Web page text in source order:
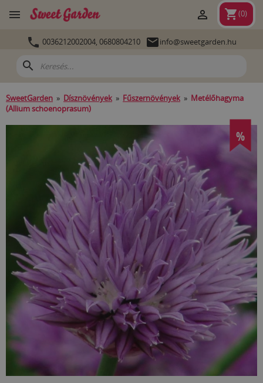
 shopping_cart(0)

 0036212002004, 0680804210 info@sweetgarden.hu
search
SweetGarden » Dísznövények » Fűszernövények » Metélőhagyma
(Allium schoenoprasum)
%